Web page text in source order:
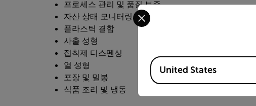
프로세스 관리 및 품질 보증
자산 상태 모니터링
플라스틱 결합
사출 성형
접착제 디스펜싱
열 성형
포장 및 밀봉
식품 조리 및 냉동
Select your preferred country
Available Locations
United States